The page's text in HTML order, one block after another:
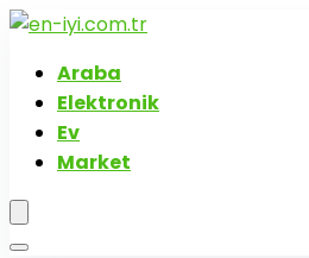
Araba
Elektronik
Ev
Market